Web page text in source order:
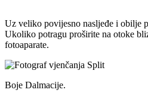
Uz veliko povijesno nasljeđe i obilje
Ukoliko potragu proširite na otoke
fotoaparate.
Boje Dalmacije.